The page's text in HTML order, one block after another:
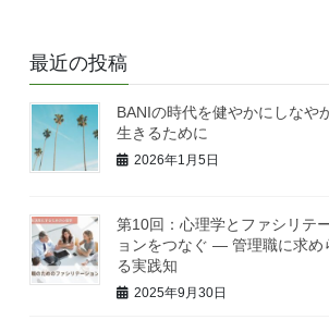
最近の投稿
BANIの時代を健やかにしなや
生きるために
2026年1月5日
第10回：心理学とファシリテ
ョンをつなぐ ― 管理職に求め
る実践知
2025年9月30日